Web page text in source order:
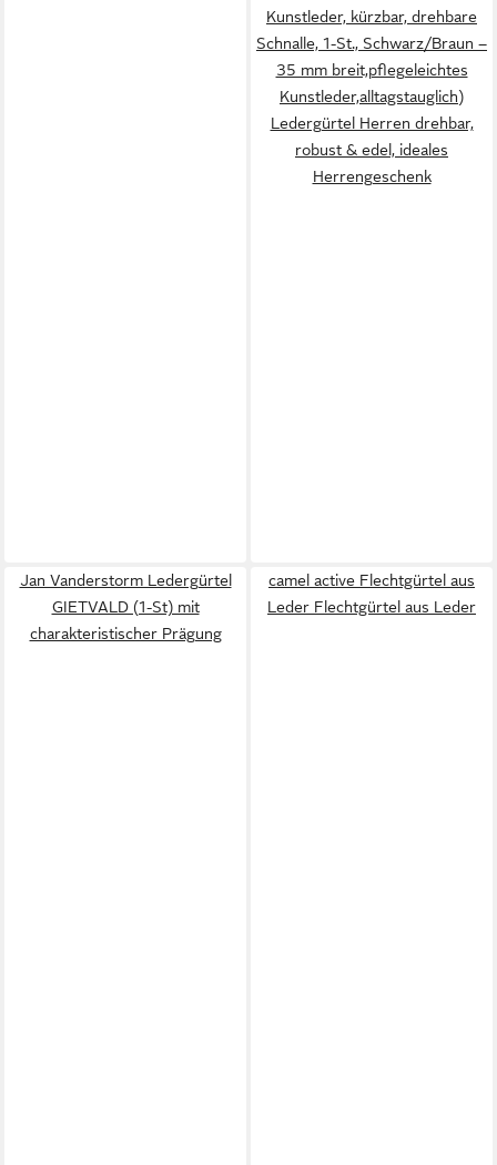
Kunstleder, kürzbar, drehbare
Schnalle, 1-St., Schwarz/Braun –
35 mm breit,pflegeleichtes
Kunstleder,alltagstauglich)
Ledergürtel Herren drehbar,
robust & edel, ideales
Herrengeschenk
Jan Vanderstorm Ledergürtel
GIETVALD (1-St) mit
charakteristischer Prägung
camel active Flechtgürtel aus
Leder Flechtgürtel aus Leder